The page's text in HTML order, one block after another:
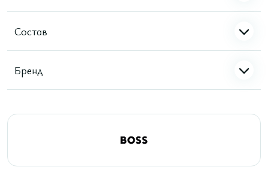
Состав
Бренд